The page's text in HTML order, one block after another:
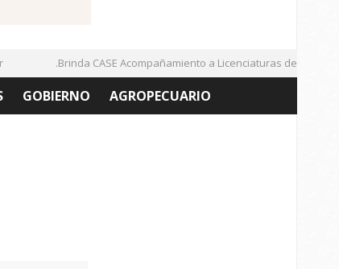
.Brinda CASE Acompañamiento a Licenciaturas de la UAZ
GOBIERNO AGROPECUARIO